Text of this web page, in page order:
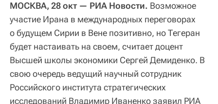
МОСКВА, 28 окт — РИА Новости. Возможное
участие Ирана в международных переговорах
о будущем Сирии в Вене позитивно, но Тегеран
будет настаивать на своем, считает доцент
Высшей школы экономики Сергей Демиденко. В
свою очередь ведущий научный сотрудник
Российского института стратегических
исследований Владимир Иваненко заявил РИА